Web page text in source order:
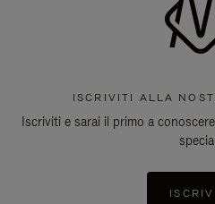
ISCRIVITI ALLA
Iscriviti e sarai il primo a